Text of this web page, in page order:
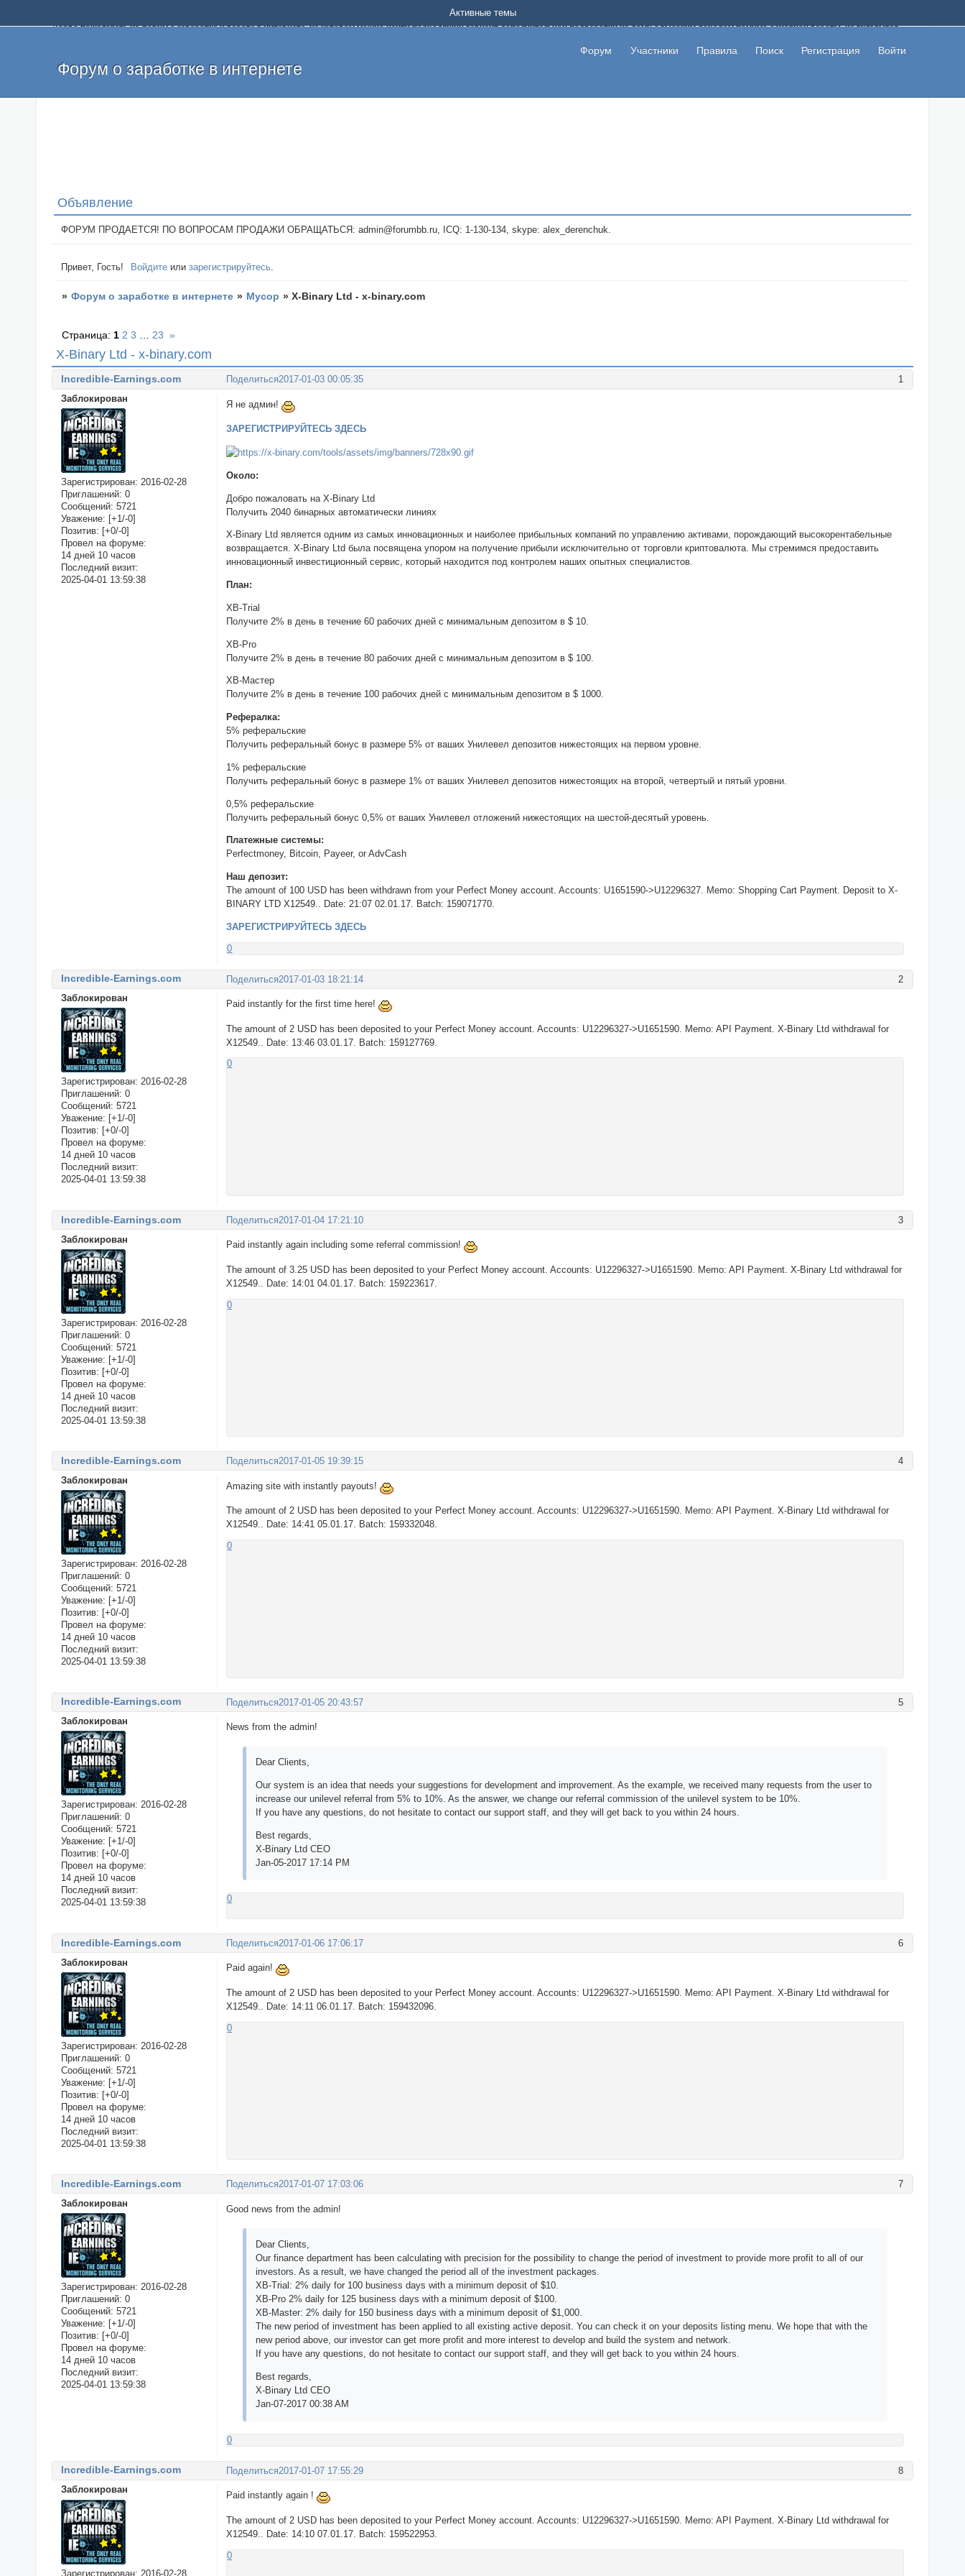
Добро пожаловать на форум о заработке и работе в интернете, на котором можно найти подходящий вариант дополнительной подработки на дому с высоким доходом помимо основной работы, не вкладывая
и оставлять свои отзывы. Если вы знаете, что определенный проект или сайт не платит, то указывайте в теме что это лохотрон, чтобы другие пользователи не попались на развод. Вы сможете начать зарабатывать
легкие деньги без вложений и регистрации уже сегодня. Создавайте новые темы, размещайте объявления со своими пригласительными ссылками и первая прибыль не заставит себя долго ждать.
Форум о заработке в интернете
Форум Участники Правила Поиск Регистрация Войти
Активные темы
Объявление
ФОРУМ ПРОДАЕТСЯ! ПО ВОПРОСАМ ПРОДАЖИ ОБРАЩАТЬСЯ: admin@forumbb.ru, ICQ: 1-130-134, skype: alex_derenchuk.
Привет, Гость! Войдите илизарегистрируйтесь.
» Форум о заработке в интернете » Мусор »X-Binary Ltd - x-binary.com
X-Binary Ltd - x-binary.com
Страница: 1 2 3 23 »
Поделиться 1
2017-01-03 00:05:35
Incredible-Earnings.com
Заблокирован
Зарегистрирован: 2016-02-28
Приглашений: 0
Сообщений: 5721
Уважение: [+1/-0]
Позитив: [+0/-0]
Провел на форуме:
14 дней 10 часов
Последний визит:
2025-04-01 13:59:38
Я не админ!
ЗАРЕГИСТРИРУЙТЕСЬ ЗДЕСЬ
Около:
Добро пожаловать на X-Binary Ltd
Получить 2040 бинарных автоматически линиях
X-Binary Ltd является одним из самых инновационных и наиболее прибыльных компаний по управлению активами, порождающий высокорентабельные
возвращается. X-Binary Ltd была посвящена упором на получение прибыли исключительно от торговли криптовалюта. Мы стремимся предоставить
инновационный инвестиционный сервис, который находится под контролем наших опытных специалистов.
План:
XB-Trial
Получите 2% в день в течение 60 рабочих дней с минимальным депозитом в $ 10.
XB-Pro
Получите 2% в день в течение 80 рабочих дней с минимальным депозитом в $ 100.
XB-Мастер
Получите 2% в день в течение 100 рабочих дней с минимальным депозитом в $ 1000.
Рефералка:
5% реферальские
Получить реферальный бонус в размере 5% от ваших Унилевел депозитов нижестоящих на первом уровне.
1% реферальские
Получить реферальный бонус в размере 1% от ваших Унилевел депозитов нижестоящих на второй, четвертый и пятый уровни.
0,5% реферальские
Получить реферальный бонус 0,5% от ваших Унилевел отложений нижестоящих на шестой-десятый уровень.
Платежные системы:
Perfectmoney, Bitcoin, Payeer, or AdvCash
Наш депозит:
The amount of 100 USD has been withdrawn from your Perfect Money account. Accounts: U1651590->U12296327. Memo: Shopping Cart Payment. Deposit to X-
BINARY LTD X12549.. Date: 21:07 02.01.17. Batch: 159071770.
ЗАРЕГИСТРИРУЙТЕСЬ ЗДЕСЬ
0
Поделиться 2
2017-01-03 18:21:14
Incredible-Earnings.com
Заблокирован
Зарегистрирован: 2016-02-28
Приглашений: 0
Сообщений: 5721
Уважение: [+1/-0]
Позитив: [+0/-0]
Провел на форуме:
14 дней 10 часов
Последний визит:
2025-04-01 13:59:38
Paid instantly for the first time here!
The amount of 2 USD has been deposited to your Perfect Money account. Accounts: U12296327->U1651590. Memo: API Payment. X-Binary Ltd withdrawal for
X12549.. Date: 13:46 03.01.17. Batch: 159127769.
0
Поделиться 3
2017-01-04 17:21:10
Incredible-Earnings.com
Заблокирован
Зарегистрирован: 2016-02-28
Приглашений: 0
Сообщений: 5721
Уважение: [+1/-0]
Позитив: [+0/-0]
Провел на форуме:
14 дней 10 часов
Последний визит:
2025-04-01 13:59:38
Paid instantly again including some referral commission!
The amount of 3.25 USD has been deposited to your Perfect Money account. Accounts: U12296327->U1651590. Memo: API Payment. X-Binary Ltd withdrawal for
X12549.. Date: 14:01 04.01.17. Batch: 159223617.
0
Поделиться 4
2017-01-05 19:39:15
Incredible-Earnings.com
Заблокирован
Зарегистрирован: 2016-02-28
Приглашений: 0
Сообщений: 5721
Уважение: [+1/-0]
Позитив: [+0/-0]
Провел на форуме:
14 дней 10 часов
Последний визит:
2025-04-01 13:59:38
Amazing site with instantly payouts!
The amount of 2 USD has been deposited to your Perfect Money account. Accounts: U12296327->U1651590. Memo: API Payment. X-Binary Ltd withdrawal for
X12549.. Date: 14:41 05.01.17. Batch: 159332048.
0
Поделиться 5
2017-01-05 20:43:57
Incredible-Earnings.com
Заблокирован
Зарегистрирован: 2016-02-28
Приглашений: 0
Сообщений: 5721
Уважение: [+1/-0]
Позитив: [+0/-0]
Провел на форуме:
14 дней 10 часов
Последний визит:
2025-04-01 13:59:38
News from the admin!
Dear Clients,
Our system is an idea that needs your suggestions for development and improvement. As the example, we received many requests from the user to
increase our unilevel referral from 5% to 10%. As the answer, we change our referral commission of the unilevel system to be 10%.
If you have any questions, do not hesitate to contact our support staff, and they will get back to you within 24 hours.
Best regards,
X-Binary Ltd CEO
Jan-05-2017 17:14 PM
0
Поделиться 6
2017-01-06 17:06:17
Incredible-Earnings.com
Заблокирован
Зарегистрирован: 2016-02-28
Приглашений: 0
Сообщений: 5721
Уважение: [+1/-0]
Позитив: [+0/-0]
Провел на форуме:
14 дней 10 часов
Последний визит:
2025-04-01 13:59:38
Paid again!
The amount of 2 USD has been deposited to your Perfect Money account. Accounts: U12296327->U1651590. Memo: API Payment. X-Binary Ltd withdrawal for
X12549.. Date: 14:11 06.01.17. Batch: 159432096.
0
Поделиться 7
2017-01-07 17:03:06
Incredible-Earnings.com
Заблокирован
Зарегистрирован: 2016-02-28
Приглашений: 0
Сообщений: 5721
Уважение: [+1/-0]
Позитив: [+0/-0]
Провел на форуме:
14 дней 10 часов
Последний визит:
2025-04-01 13:59:38
Good news from the admin!
Dear Clients,
Our finance department has been calculating with precision for the possibility to change the period of investment to provide more profit to all of our
investors. As a result, we have changed the period all of the investment packages.
XB-Trial: 2% daily for 100 business days with a minimum deposit of $10.
XB-Pro 2% daily for 125 business days with a minimum deposit of $100.
XB-Master: 2% daily for 150 business days with a minimum deposit of $1,000.
The new period of investment has been applied to all existing active deposit. You can check it on your deposits listing menu. We hope that with the
new period above, our investor can get more profit and more interest to develop and build the system and network.
If you have any questions, do not hesitate to contact our support staff, and they will get back to you within 24 hours.
Best regards,
X-Binary Ltd CEO
Jan-07-2017 00:38 AM
0
Поделиться 8
2017-01-07 17:55:29
Incredible-Earnings.com
Заблокирован
Зарегистрирован: 2016-02-28
Paid instantly again !
The amount of 2 USD has been deposited to your Perfect Money account. Accounts: U12296327->U1651590. Memo: API Payment. X-Binary Ltd withdrawal for
X12549.. Date: 14:10 07.01.17. Batch: 159522953.
0